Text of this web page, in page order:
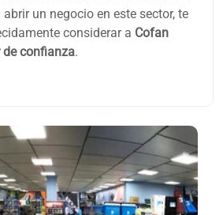
un negocio en este sector, te
considerar a Cofan
confianza.